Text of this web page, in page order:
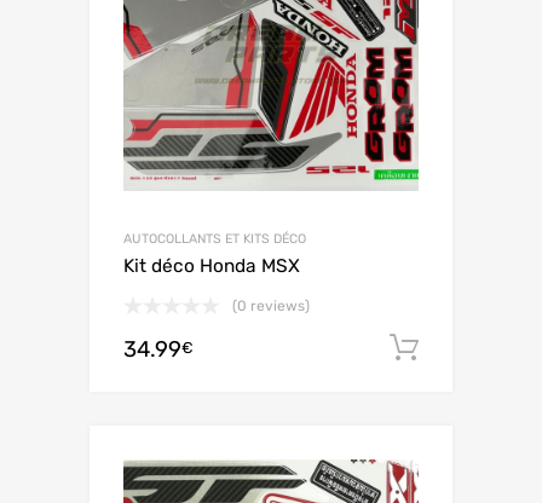
AUTOCOLLANTS ET KITS DÉCO
Kit déco Honda MSX
(0 reviews)
34.99€